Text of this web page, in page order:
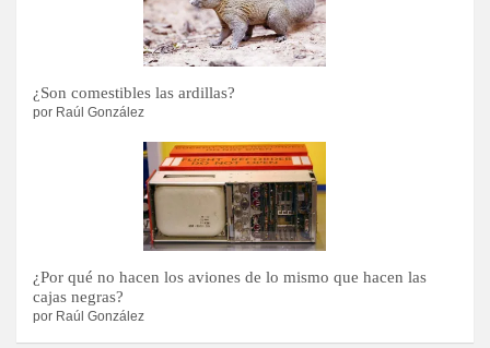
¿Son comestibles las ardillas?
por Raúl González
¿Por qué no hacen los aviones de lo mismo que hacen las
cajas negras?
por Raúl González